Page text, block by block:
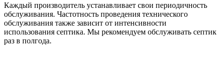
Каждый производитель устанавливает свои периодичность
обслуживания. Частотность проведения технического
обслуживания также зависит от интенсивности
использования септика. Мы рекомендуем обслуживать септик
раз в полгода.